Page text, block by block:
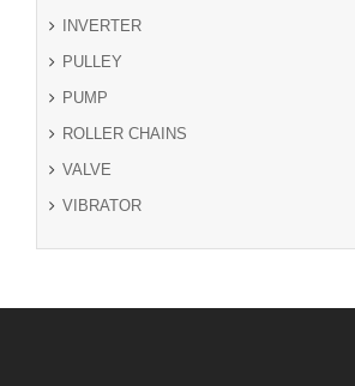
INVERTER
PULLEY
PUMP
ROLLER CHAINS
VALVE
VIBRATOR